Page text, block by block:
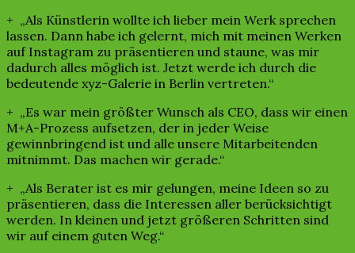
+ „Als Künstlerin wollte ich lieber mein Werk sprechen
lassen. Dann habe ich gelernt, mich mit meinen Werken
auf Instagram zu präsentieren und staune, was mir
dadurch alles möglich ist. Jetzt werde ich durch die
bedeutende xyz-Galerie in Berlin vertreten.“
+ „Es war mein größter Wunsch als CEO, dass wir einen
M+A-Prozess aufsetzen, der in jeder Weise
gewinnbringend ist und alle unsere Mitarbeitenden
mitnimmt. Das machen wir gerade.“
+ „Als Berater ist es mir gelungen, meine Ideen so zu
präsentieren, dass die Interessen aller berücksichtigt
werden. In kleinen und jetzt größeren Schritten sind
wir auf einem guten Weg.“